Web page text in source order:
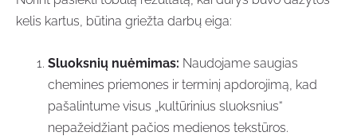
kelis kartus, būtina griežta darbų eiga:
Sluoksnių nuėmimas: Naudojame saugias
chemines priemones ir terminį apdorojimą, kad
pašalintume visus „kultūrinius sluoksnius“
nepažeidžiant pačios medienos tekstūros.